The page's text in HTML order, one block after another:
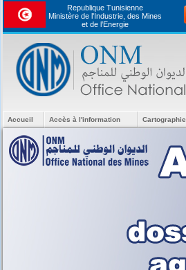
Republique Tunisienne
Ministère de l'Industrie, des Mines
et de l’Energie
Accueil Accès à l'information Cartographie